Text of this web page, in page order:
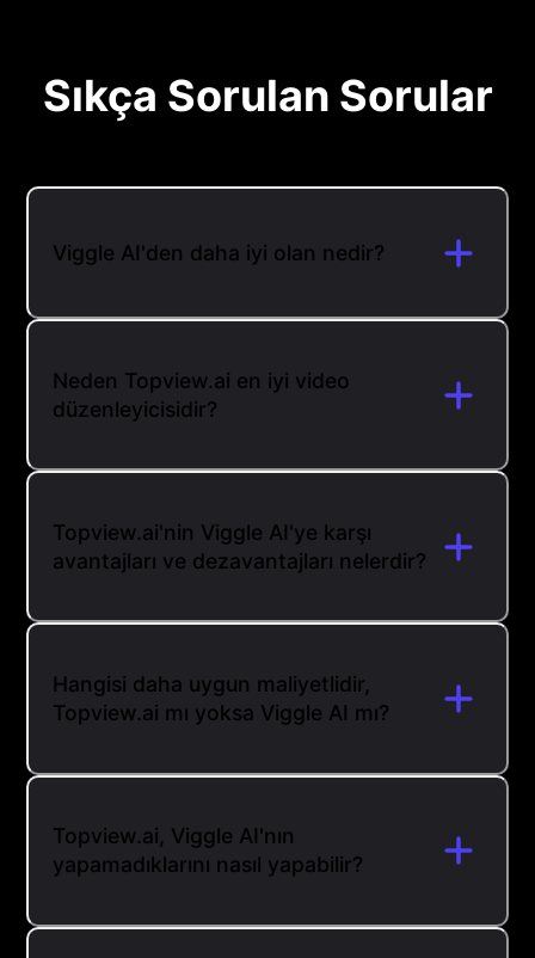
Sıkça Sorulan Sorular
Viggle AI'den daha iyi olan nedir?
Neden Topview.ai en iyi video
düzenleyicisidir?
Topview.ai'nin Viggle AI'ye karşı
avantajları ve dezavantajları nelerdir?
Hangisi daha uygun maliyetlidir,
Topview.ai mı yoksa Viggle AI mı?
Topview.ai, Viggle AI'nın
yapamadıklarını nasıl yapabilir?